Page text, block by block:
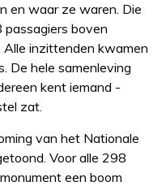
en waar ze waren. Die
boven
Alle inzittenden kwamen
De hele samenleving
kent iemand -
zat.
van het Nationale
Voor alle 298
een boom